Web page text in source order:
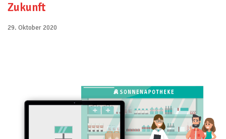
Zukunft
29. Oktober 2020